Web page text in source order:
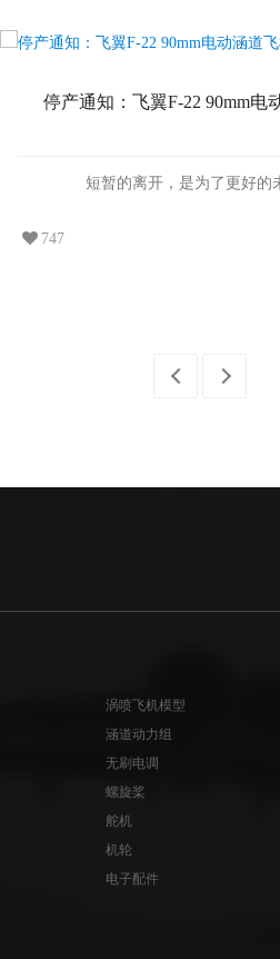
停产通知：飞翼F-22 90mm电
短暂的离开，是为了更好的
747
涡喷飞机模型
涵道动力组
无刷电调
螺旋桨
舵机
机轮
电子配件